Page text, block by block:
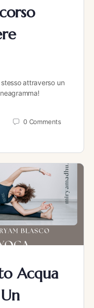
attraverso un
0 Comments
Acqua